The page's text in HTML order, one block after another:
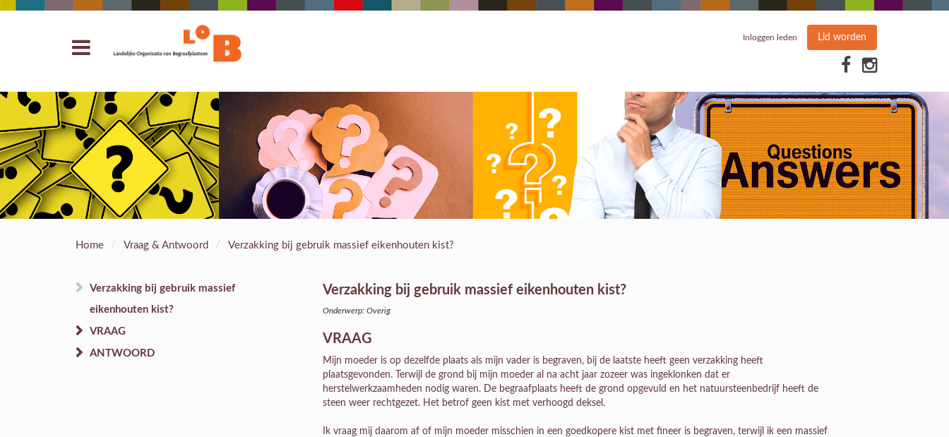
Inloggen leden Lid worden
Home / Vraag & Antwoord / Verzakking bij gebruik massief eikenhouten kist?
Verzakking bij gebruik massief
eikenhouten kist?
VRAAG
ANTWOORD
Verzakking bij gebruik massief eikenhouten kist?
Onderwerp: Overig
VRAAG
Mijn moeder is op dezelfde plaats als mijn vader is begraven, bij de laatste heeft geen verzakking heeft
plaatsgevonden. Terwijl de grond bij mijn moeder al na acht jaar zozeer was ingeklonken dat er
herstelwerkzaamheden nodig waren. De begraafplaats heeft de grond opgevuld en het natuursteenbedrijf heeft de
steen weer rechtgezet. Het betrof geen kist met verhoogd deksel.
Ik vraag mij daarom af of mijn moeder misschien in een goedkopere kist met fineer is begraven, terwijl ik een massief